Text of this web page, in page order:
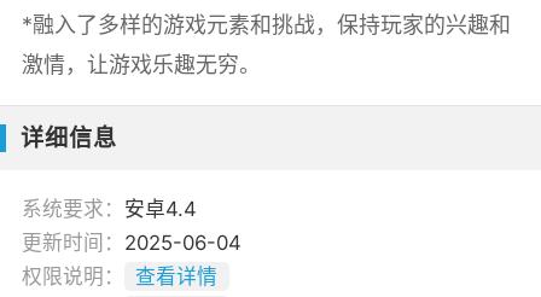
*融入了多样的游戏元素和挑战，保持玩家的兴趣和
激情，让游戏乐趣无穷。
详细信息
系统要求： 安卓4.4
更新时间： 2025-06-04
权限说明：
查看详情